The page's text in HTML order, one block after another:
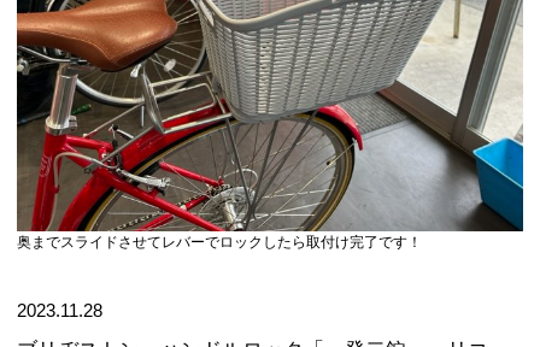
奥までスライドさせてレバーでロックしたら取付け完了です！
2023.11.28